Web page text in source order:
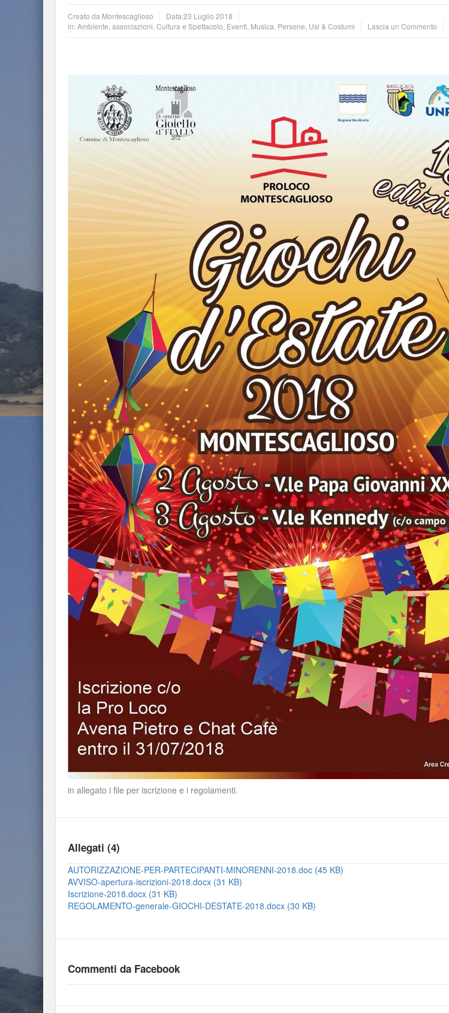
Creato da Montescaglioso Data:23 Luglio 2018
in:Ambiente associazioni Cultura e Spettacolo Eventi Musica Persone Usi & Costumi Lascia un Commento
in allegato i file per iscrizione e i regolamenti.
Allegati (4)
AUTORIZZAZIONE-PER-PARTECIPANTI-MINORENNI-2018.doc (45 KB)
AVVISO-apertura-iscrizioni-2018.docx (31 KB)
Iscrizione-2018.docx (31 KB)
REGOLAMENTO-generale-GIOCHI-DESTATE-2018.docx (30 KB)
Commenti da Facebook